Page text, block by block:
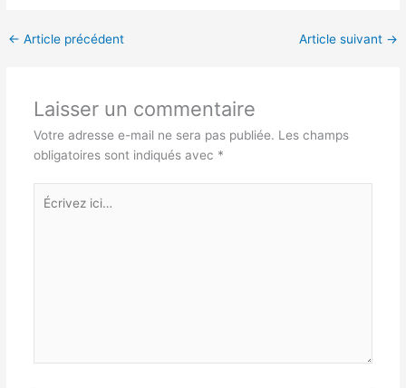
← Article précédent Article suivant →
Laisser un commentaire
Votre adresse e-mail ne sera pas publiée. Les champs
obligatoires sont indiqués avec *
Écrivez
ici…